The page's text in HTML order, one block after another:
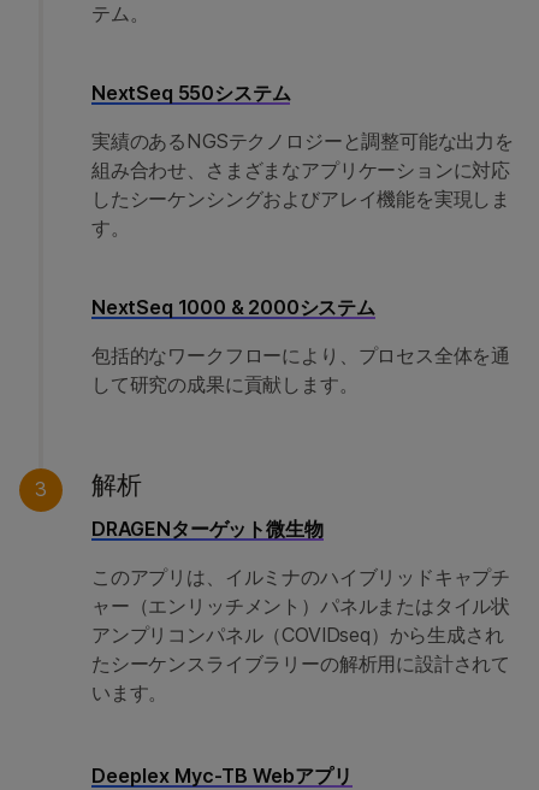
テム。
NextSeq 550システム
実績のあるNGSテクノロジーと調整可能な出力を
組み合わせ、さまざまなアプリケーションに対応
したシーケンシングおよびアレイ機能を実現しま
す。
NextSeq 1000 & 2000システム
包括的なワークフローにより、プロセス全体を通
して研究の成果に貢献します。
3 解析
DRAGENターゲット微生物
このアプリは、イルミナのハイブリッドキャプチ
ャー（エンリッチメント）パネルまたはタイル状
アンプリコンパネル（COVIDseq）から生成され
たシーケンスライブラリーの解析用に設計されて
います。
Deeplex Myc-TB Webアプリ